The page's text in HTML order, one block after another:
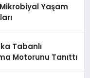
Mikrobiyal Yaşam
Tabanlı
Motorunu Tanıttı